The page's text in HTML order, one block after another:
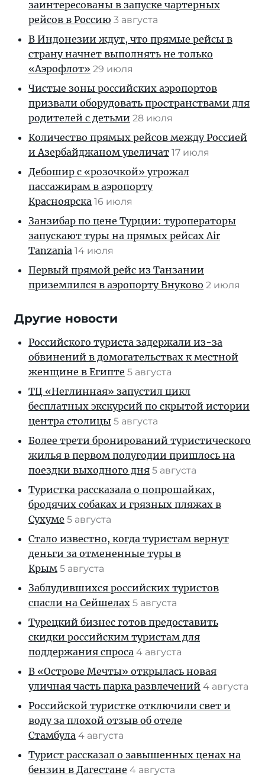
заинтересованы в запуске чартерных
рейсов в Россию 3 августа
В Индонезии ждут, что прямые рейсы в
страну начнет выполнять не только
«Аэрофлот» 29 июля
Чистые зоны российских аэропортов
призвали оборудовать пространствами для
родителей с детьми 28 июля
Количество прямых рейсов между Россией
и Азербайджаном увеличат 17 июля
Дебошир с «розочкой» угрожал
пассажирам в аэропорту
Красноярска 16 июля
Занзибар по цене Турции: туроператоры
запускают туры на прямых рейсах Air
Tanzania 14 июля
Первый прямой рейс из Танзании
приземлился в аэропорту Внуково 2 июля
Другие новости
Российского туриста задержали из-за
обвинений в домогательствах к местной
женщине в Египте 5 августа
ТЦ «Неглинная» запустил цикл
бесплатных экскурсий по скрытой истории
центра столицы 5 августа
Более трети бронирований туристического
жилья в первом полугодии пришлось на
поездки выходного дня 5 августа
Туристка рассказала о попрошайках,
бродячих собаках и грязных пляжах в
Сухуме 5 августа
Стало известно, когда туристам вернут
деньги за отмененные туры в
Крым 5 августа
Заблудившихся российских туристов
спасли на Сейшелах 5 августа
Турецкий бизнес готов предоставить
скидки российским туристам для
поддержания спроса 4 августа
В «Острове Мечты» открылась новая
уличная часть парка развлечений 4 августа
Российской туристке отключили свет и
воду за плохой отзыв об отеле
Стамбула 4 августа
Турист рассказал о завышенных ценах на
бензин в Дагестане 4 августа